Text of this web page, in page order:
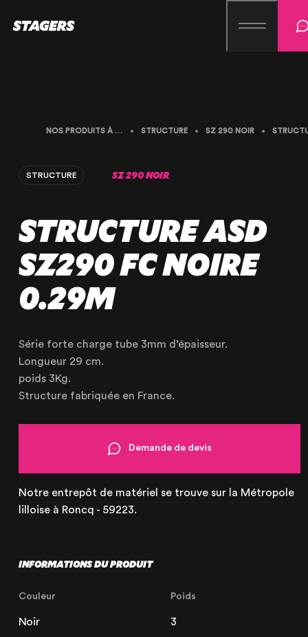
OUR AGENCY
OUR EXPERTISE
OUR ACCOMPANIMENT
OUR REALISATIONS
NOS PRODUITS À LA LOCATION STRUCTURE SZ 290 NOIR
STRUCTURE SZ 290 NOIR
STRUCTURE ASD
SZ290 FC NOIRE
0.29M
Série forte charge tube 3mm d’épaisseur.
Longueur 29 cm.
poids 3Kg.
Structure fabriquée en France.
Demande de devis
Notre entrepôt de matériel se trouve sur la Métropole
lilloise à Roncq - 59223.
INFORMATIONS DU PRODUIT
Couleur
Noir
Poids
3